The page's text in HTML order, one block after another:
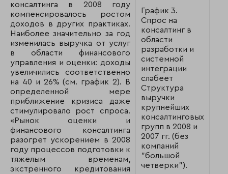
График 3.
Спрос на
консалтинг в
области
разработки и
системной
интеграции
слабеет
Структура
выручки
крупнейших
консалтинговых
групп в 2008 и
2007 гг. (без
компаний
"большой
четверки").
консалтинга в 2008 году
компенсировалось ростом
доходов в других практиках.
Наиболее значительно за год
изменилась выручка от услуг
в области финансового
управления и оценки: доходы
увеличились соответственно
на 40 и 26% (см. график 2). В
определенной мере
приближение кризиса даже
стимулировало рост спроса.
«Рынок оценки и
финансового консалтинга
разогрет ускорением в 2008
году процессов подготовки к
тяжелым временам,
экстренного кредитования